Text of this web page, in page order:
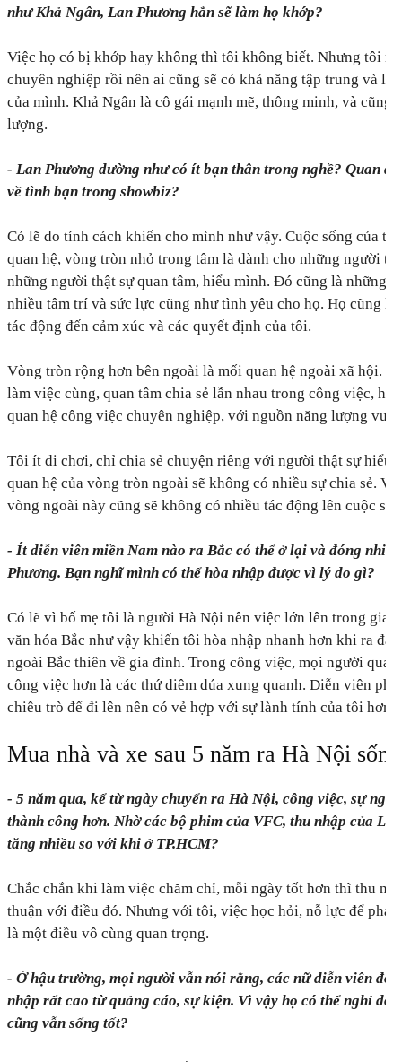
như Khả Ngân, Lan Phương hẳn sẽ làm họ khớp?
Việc họ có bị khớp hay không thì tôi không biết. Nhưng tôi
chuyên nghiệp rồi nên ai cũng sẽ có khả năng tập trung và
của mình. Khả Ngân là cô gái mạnh mẽ, thông minh, và cũng
lượng.
- Lan Phương dường như có ít bạn thân trong nghề? Quan
về tình bạn trong showbiz?
Có lẽ do tính cách khiến cho mình như vậy. Cuộc sống của
quan hệ, vòng tròn nhỏ trong tâm là dành cho những người
những người thật sự quan tâm, hiểu mình. Đó cũng là những
nhiều tâm trí và sức lực cũng như tình yêu cho họ. Họ cũng là
tác động đến cảm xúc và các quyết định của tôi.
Vòng tròn rộng hơn bên ngoài là mối quan hệ ngoài xã hội.
làm việc cùng, quan tâm chia sẻ lẫn nhau trong công việc,
quan hệ công việc chuyên nghiệp, với nguồn năng lượng vui
Tôi ít đi chơi, chỉ chia sẻ chuyện riêng với người thật sự hiểu
quan hệ của vòng tròn ngoài sẽ không có nhiều sự chia sẻ.
vòng ngoài này cũng sẽ không có nhiều tác động lên cuộc
- Ít diễn viên miền Nam nào ra Bắc có thể ở lại và đóng
Phương. Bạn nghĩ mình có thể hòa nhập được vì lý do gì?
Có lẽ vì bố mẹ tôi là người Hà Nội nên việc lớn lên trong gia
văn hóa Bắc như vậy khiến tôi hòa nhập nhanh hơn khi ra
ngoài Bắc thiên về gia đình. Trong công việc, mọi người
công việc hơn là các thứ diêm dúa xung quanh. Diễn viên
chiêu trò để đi lên nên có vẻ hợp với sự lành tính của tôi hơn.
Mua nhà và xe sau 5 năm ra Hà Nội sống
- 5 năm qua, kể từ ngày chuyển ra Hà Nội, công việc, sự
thành công hơn. Nhờ các bộ phim của VFC, thu nhập của
tăng nhiều so với khi ở TP.HCM?
Chắc chắn khi làm việc chăm chỉ, mỗi ngày tốt hơn thì thu
thuận với điều đó. Nhưng với tôi, việc học hỏi, nỗ lực để phát
là một điều vô cùng quan trọng.
- Ở hậu trường, mọi người vẫn nói rằng, các nữ diễn viên
nhập rất cao từ quảng cáo, sự kiện. Vì vậy họ có thể nghỉ
cũng vẫn sống tốt?